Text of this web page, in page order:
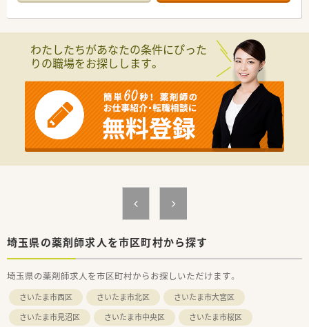
≪働く環境が整っています≫
■各店舗とも「明るく、元気に、温かく」を実践し、アットホーム
■育児休暇、産前産後休暇の取得実績が多数あります。女性の方
でも長く活躍できる環境があります。復職率も100％。
■有給休暇は自由に取得できる環境があります。１週間程度の
海外旅行に出かける方もいます。
■新卒から入社し、在籍年数10年以上の方や20年以上在籍して
いる方もいます。
ガン終末期をカバーする麻薬を取り扱っており、
どんなガン患者様でも対応できます！
1店舗あたりの在宅件数が減少。
在宅にかかるロスを最小化し、
店舗対応の薬剤師の負担を減らしています！
無菌調剤室の導入の店舗のほか、
365日営業している店舗の運営、
ケアマネージャーの在籍など、
夜間専門の在宅対応チームがあるため、
介護保険利用代行や集金業務などの対応はございません！
＜こんな会社です＞
大手調剤薬局チェーンのグループ企業なので
安定性・経営の透明性ともにあり、
安心して就業いただける環境です！
わたしたちがあなたの条件にぴった
りの職場をお探しします。
埼玉県の薬剤師求人を市区町村から探す
埼玉県の薬剤師求人を市区町村からお探しいただけます。
さいたま市西区 さいたま市北区
さいたま市大宮区
さいたま市見沼区
さいたま市中央区 さいたま市桜区